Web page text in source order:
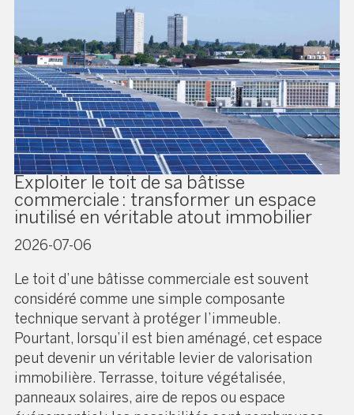
Exploiter le toit de sa bâtisse
commerciale : transformer un espace
inutilisé en véritable atout immobilier
2026-07-06
Le toit d’une bâtisse commerciale est souvent
considéré comme une simple composante
technique servant à protéger l’immeuble.
Pourtant, lorsqu’il est bien aménagé, cet espace
peut devenir un véritable levier de valorisation
immobilière. Terrasse, toiture végétalisée,
panneaux solaires, aire de repos ou espace